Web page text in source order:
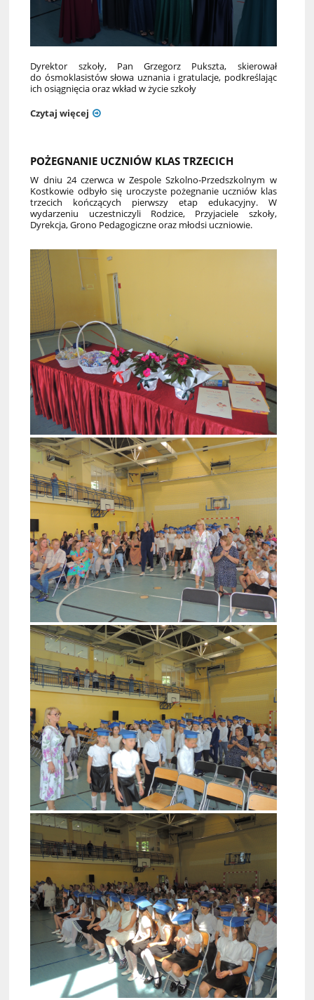
Dyrektor szkoły, Pan Grzegorz Pukszta, skierował
do ósmoklasistów słowa uznania i gratulacje, podkreślając
ich osiągnięcia oraz wkład w życie szkoły
Czytaj więcej
POŻEGNANIE UCZNIÓW KLAS TRZECICH
W dniu 24 czerwca w Zespole Szkolno‑Przedszkolnym w
Kostkowie odbyło się uroczyste pożegnanie uczniów klas
trzecich kończących pierwszy etap edukacyjny. W
wydarzeniu uczestniczyli Rodzice, Przyjaciele szkoły,
Dyrekcja, Grono Pedagogiczne oraz młodsi uczniowie.